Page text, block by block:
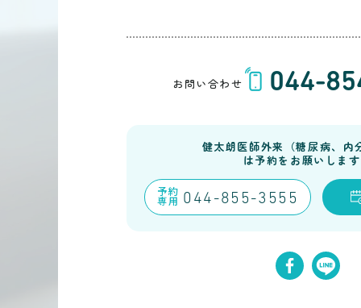
お問い合わせ 044-
健太朗医師外来（糖尿病、内
は予約をお願いしま
予約
専用 044-855-3555